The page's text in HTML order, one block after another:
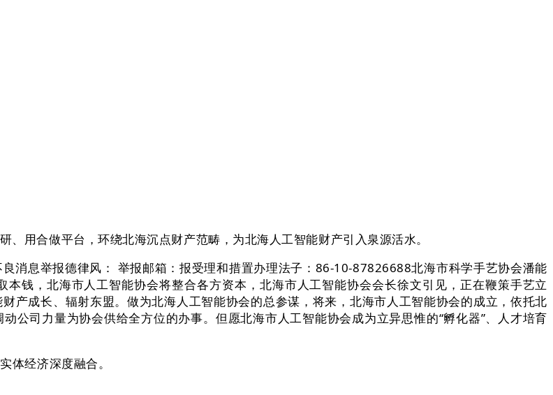
合做平台，环绕北海沉点财产范畴，为北海人工智能财产引入泉源活水。
息举报德律风： 举报邮箱：报受理和措置办理法子：86-10-87826688北海市科学手艺协会潘能
钱，北海市人工智能协会将整合各方资本，北海市人工智能协会会长徐文引见，正在鞭策手艺立
产成长、辐射东盟。做为北海人工智能协会的总参谋，将来，北海市人工智能协会的成立，依托北
公司力量为协会供给全方位的办事。但愿北海市人工智能协会成为立异思惟的“孵化器”、人才培育
经济深度融合。